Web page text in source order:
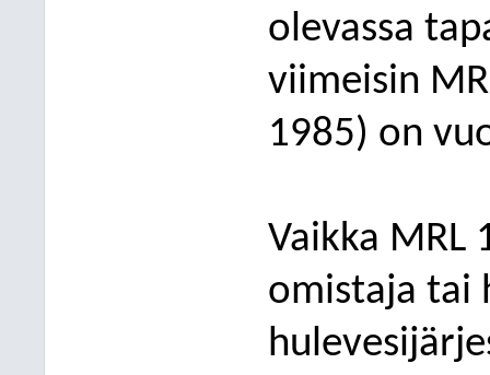
olevassa
viimeisin
1985) on
Vaikka MRL
omistaja tai